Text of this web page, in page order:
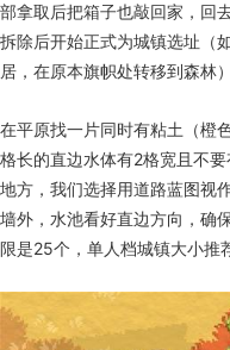
部拿取后把箱子也敲回家，回
拆除后开始正式为城镇选址（
居，在原本旗帜处转移到森林）
在平原找一片同时有粘土（橙
格长的直边水体有2格宽且不
地方，我们选择用道路蓝图视
墙外，水池看好直边方向，确
限是25个，单人档城镇大小